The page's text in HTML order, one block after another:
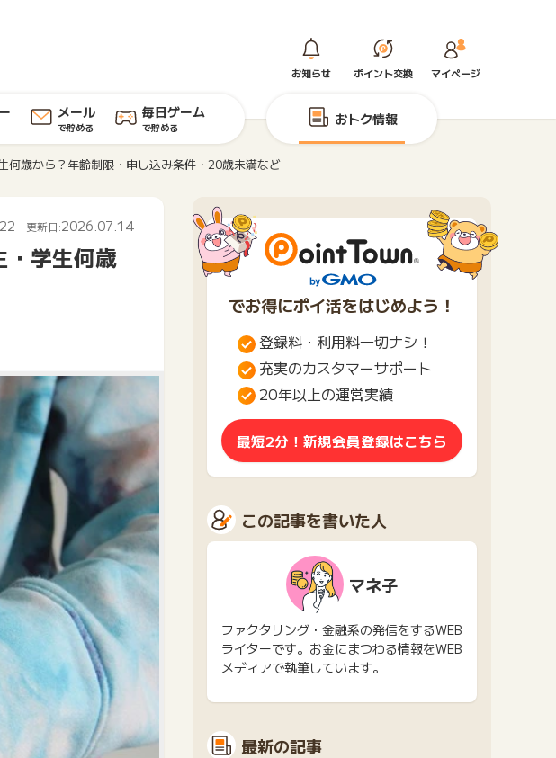
お知らせ ポイント交換 マイページ
メール
で貯める
毎日ゲーム
で貯める おトク情報
歳から？年齢制限・申し込み条件・20歳未満など
更新日:2026.07.14
・学生何歳
でお得にポイ活をはじめよう！
登録料・利用料一切ナシ！
充実のカスタマーサポート
20年以上の運営実績
最短2分！新規会員登録はこちら
この記事を書いた人
マネ子
ファクタリング・金融系の発信をするWEB
ライターです。お金にまつわる情報をWEB
メディアで執筆しています。
最新の記事